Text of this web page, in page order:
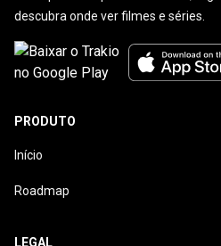
descubra onde ver filmes e séries.
PRODUTO
Início
Roadmap
LEGAL